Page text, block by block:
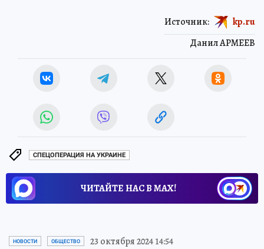
Данил АРМЕЕВ
Источник: kp.ru
СПЕЦОПЕРАЦИЯ НА УКРАИНЕ
ЧИТАЙТЕ НАС В МАХ!
НОВОСТИ ОБЩЕСТВО 23 октября 2024 14:54